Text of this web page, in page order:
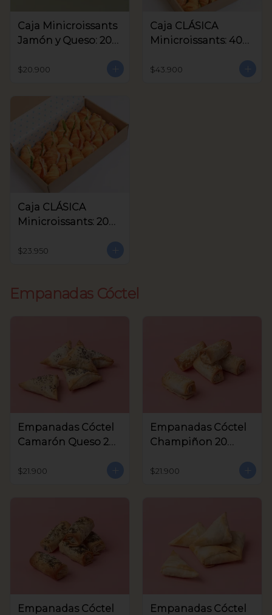
Caja Minicroissants
Jamón y Queso: 20
$20.900
Caja CLÁSICA
Minicroissants: 40
$43.900
Caja CLÁSICA
Minicroissants: 20
$23.950
Empanadas Cóctel
Empanadas Cóctel
Camarón Queso 20
$21.900
Empanadas Cóctel
Champiñon 20
$21.900
Empanadas Cóctel
Empanadas Cóctel